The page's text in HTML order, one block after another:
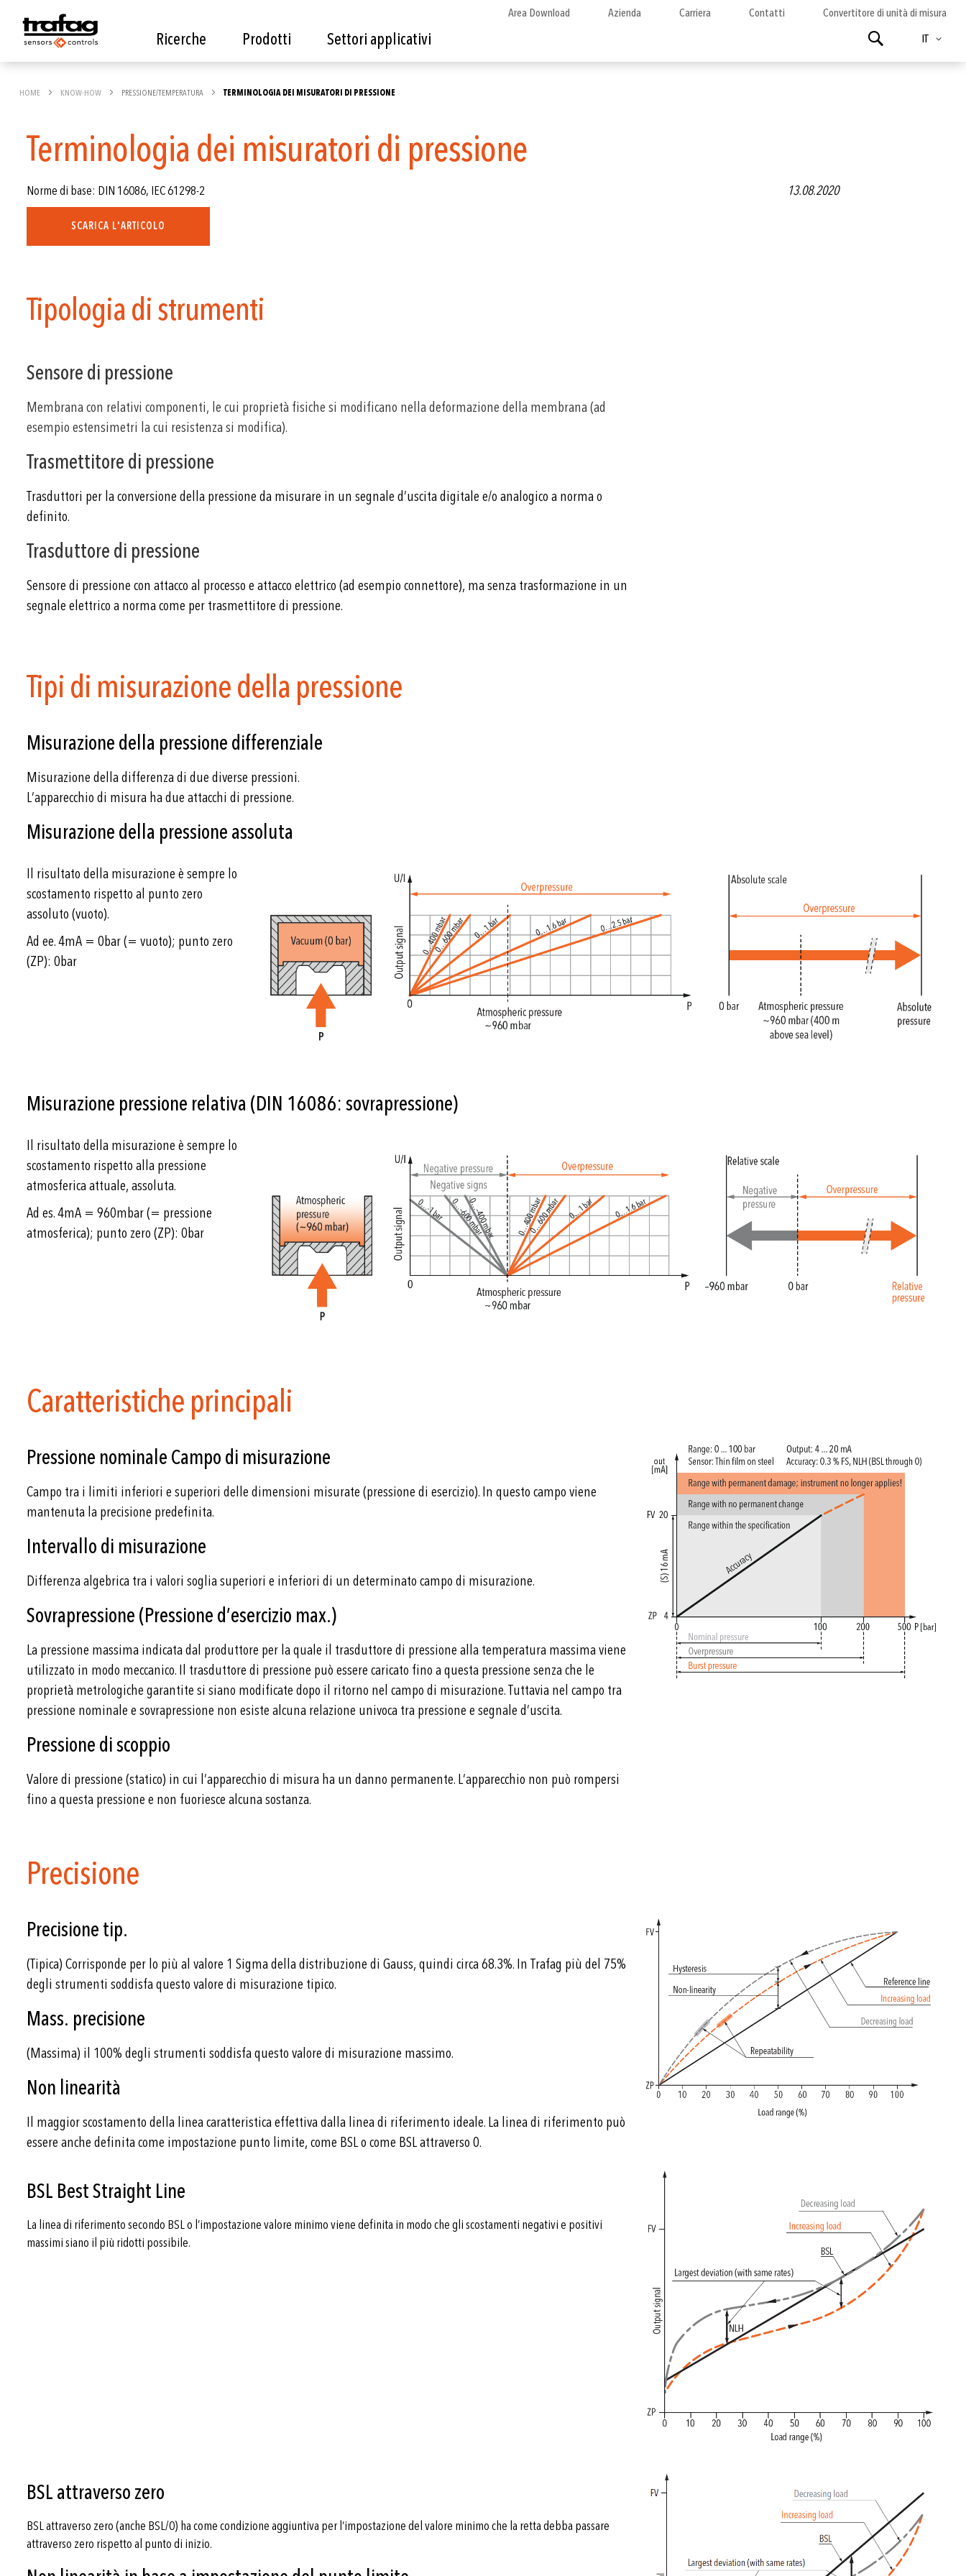
Ricerche Prodotti Settori applicativi
Area Download Azienda Carriera Contatti Convertitore di unità di misura
Lingua
IT
HOME KNOW-HOW PRESSIONE/TEMPERATURA TERMINOLOGIA DEI MISURATORI DI PRESSIONE
Terminologia dei misuratori di pressione
Norme di base: DIN 16086, IEC 61298-2
SCARICA L'ARTICOLO
13.08.2020
Tipologia di strumenti
Sensore di pressione
Membrana con relativi componenti, le cui proprietà fisiche si modificano nella deformazione della membrana (ad
esempio estensimetri la cui resistenza si modifica).
Trasmettitore di pressione
Trasduttori per la conversione della pressione da misurare in un segnale d’uscita digitale e/o analogico a norma o
definito.
Trasduttore di pressione
Sensore di pressione con attacco al processo e attacco elettrico (ad esempio connettore), ma senza trasformazione in un
segnale elettrico a norma come per trasmettitore di pressione.
Tipi di misurazione della pressione
Misurazione della pressione differenziale
Misurazione della differenza di due diverse pressioni.
L’apparecchio di misura ha due attacchi di pressione.
Misurazione della pressione assoluta
Il risultato della misurazione è sempre lo
scostamento rispetto al punto zero
assoluto (vuoto).
Ad ee. 4mA = 0bar (= vuoto); punto zero
(ZP): 0bar
Misurazione pressione relativa (DIN 16086: sovrapressione)
Il risultato della misurazione è sempre lo
scostamento rispetto alla pressione
atmosferica attuale, assoluta.
Ad es. 4mA = 960mbar (= pressione
atmosferica); punto zero (ZP): 0bar
Caratteristiche principali
Pressione nominale Campo di misurazione
Campo tra i limiti inferiori e superiori delle dimensioni misurate (pressione di esercizio). In questo campo viene
mantenuta la precisione predefinita.
Intervallo di misurazione
Differenza algebrica tra i valori soglia superiori e inferiori di un determinato campo di misurazione.
Sovrapressione (Pressione d’esercizio max.)
La pressione massima indicata dal produttore per la quale il trasduttore di pressione alla temperatura massima viene
utilizzato in modo meccanico. Il trasduttore di pressione può essere caricato fino a questa pressione senza che le
proprietà metrologiche garantite si siano modificate dopo il ritorno nel campo di misurazione. Tuttavia nel campo tra
pressione nominale e sovrapressione non esiste alcuna relazione univoca tra pressione e segnale d’uscita.
Pressione di scoppio
Valore di pressione (statico) in cui l’apparecchio di misura ha un danno permanente. L’apparecchio non può rompersi
fino a questa pressione e non fuoriesce alcuna sostanza.
Precisione
Precisione tip.
(Tipica) Corrisponde per lo più al valore 1 Sigma della distribuzione di Gauss, quindi circa 68.3%. In Trafag più del 75%
degli strumenti soddisfa questo valore di misurazione tipico.
Mass. precisione
(Massima) il 100% degli strumenti soddisfa questo valore di misurazione massimo.
Non linearità
Il maggior scostamento della linea caratteristica effettiva dalla linea di riferimento ideale. La linea di riferimento può
essere anche definita come impostazione punto limite, come BSL o come BSL attraverso 0.
BSL Best Straight Line
La linea di riferimento secondo BSL o l’impostazione valore minimo viene definita in modo che gli scostamenti negativi e positivi
massimi siano il più ridotti possibile.
BSL attraverso zero
BSL attraverso zero (anche BSL/0) ha come condizione aggiuntiva per l’impostazione del valore minimo che la retta debba passare
attraverso zero rispetto al punto di inizio.